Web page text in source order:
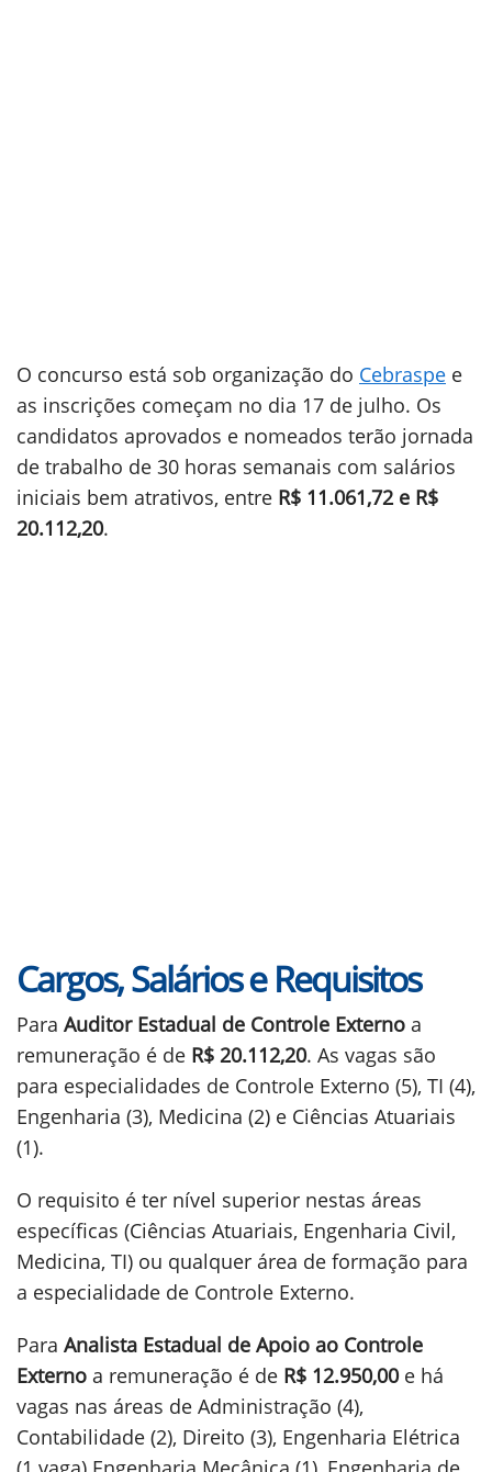
O concurso está sob organização do Cebraspe e
as inscrições começam no dia 17 de julho. Os
candidatos aprovados e nomeados terão jornada
de trabalho de 30 horas semanais com salários
iniciais bem atrativos, entre R$ 11.061,72 e R$
20.112,20.
Cargos, Salários e Requisitos
Para Auditor Estadual de Controle Externo a
remuneração é de R$ 20.112,20. As vagas são
para especialidades de Controle Externo (5), TI (4),
Engenharia (3), Medicina (2) e Ciências Atuariais
(1).
O requisito é ter nível superior nestas áreas
específicas (Ciências Atuariais, Engenharia Civil,
Medicina, TI) ou qualquer área de formação para
a especialidade de Controle Externo.
Para Analista Estadual de Apoio ao Controle
Externo a remuneração é de R$ 12.950,00e há
vagas nas áreas de Administração (4),
Contabilidade (2), Direito (3), Engenharia Elétrica